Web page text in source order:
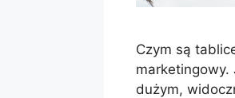
Czym są
marketingowy.
dużym,